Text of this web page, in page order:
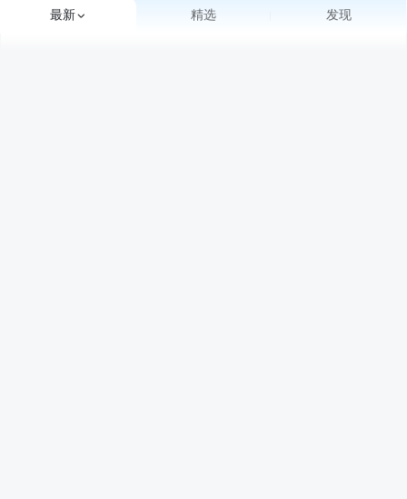
最新 精选 发现